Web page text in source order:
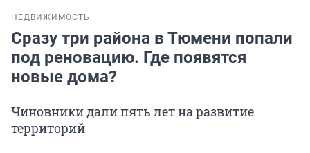
НЕДВИЖИМОСТЬ
Сразу три района в Тюмени попали
под реновацию. Где появятся
новые дома?
Чиновники дали пять лет на развитие
территорий